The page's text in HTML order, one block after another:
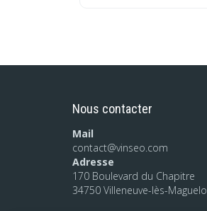
Nous contacter
Mail
contact@vinseo.com
Adresse
170 Boulevard du Chapitre
34750 Villeneuve-lès-